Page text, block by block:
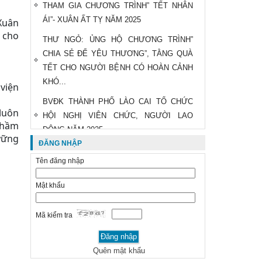
THAM GIA CHƯƠNG TRÌNH” TẾT NHÂN
ÁI”- XUÂN ẤT TỴ NĂM 2025
THƯ NGỎ: ỦNG HỘ CHƯƠNG TRÌNH”
CHIA SẺ ĐỂ YÊU THƯƠNG”, TẰNG QUÀ
TẾT CHO NGƯỜI BỆNH CÓ HOÀN CẢNH
KHÓ...
BVĐK THÀNH PHỐ LÀO CAI TỔ CHỨC
HỘI NGHỊ VIÊN CHỨC, NGƯỜI LAO
ĐỘNG NĂM 2025
THÔNG BÁO THAY ĐỔI GIÁ DỊCH VỤ
KHÁM CHỮA BỆNH
HỘI CHỮ THẬP ĐỎ Y TẾ THÀNH PHỐ:
DẶC BIỆT KHÓ KHĂN
KHÁM SỨC KHOẺ ĐỊNH KỲ CHO CÁN BỘ
THUỘC DIỆN BAN THƯỜNG VỤ QUẢN LÝ
ĐỢT II VÀ ĐẢNG VIÊN HUY HIỆU 30...
ĐĂNG NHẬP
Tên đăng nhập
Mật khẩu
Mã kiểm tra
Quên mật khẩu